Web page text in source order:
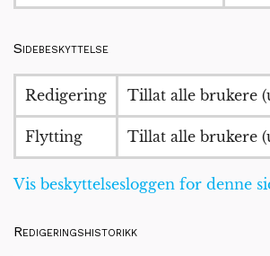
Sidebeskyttelse
Redigering Tillat alle brukere
Flytting Tillat alle brukere
Vis beskyttelsesloggen for denne
Redigeringshistorikk